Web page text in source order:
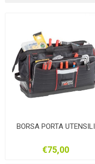
BORSA PORTA UTENSILI
€75,00